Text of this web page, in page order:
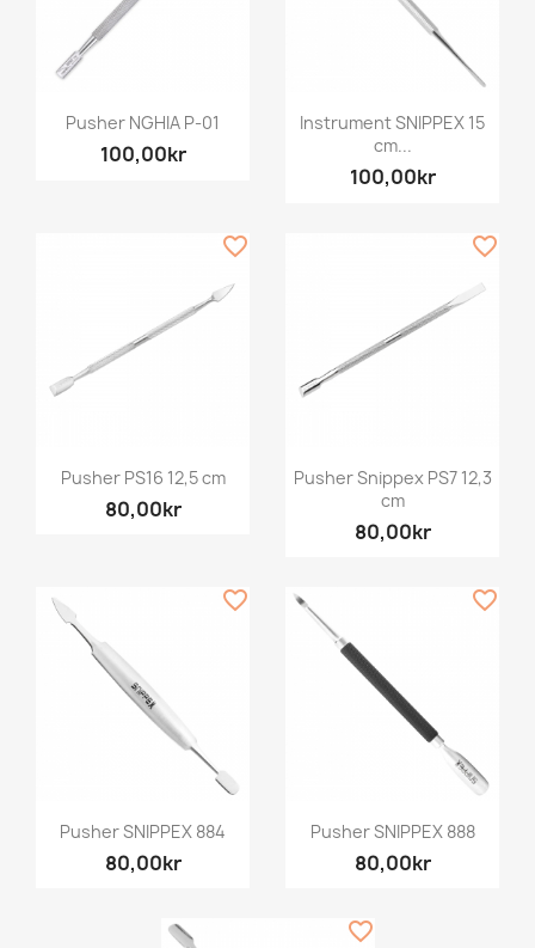
Pusher NGHIA P-01
100,00kr
Instrument SNIPPEX 15
cm...
100,00kr
Pusher PS16 12,5 cm
80,00kr
favorite_border
Pusher Snippex PS7 12,3
cm
80,00kr
favorite_border
Pusher SNIPPEX 884
80,00kr
favorite_border
Pusher SNIPPEX 888
80,00kr
favorite_border
favorite_border